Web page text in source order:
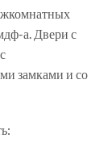
а. Двери с
замками и со